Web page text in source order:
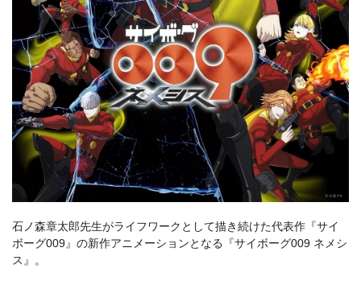
石ノ森章太郎先生がライフワークとして描き続けた代表作『サイ
ボーグ009』の新作アニメーションとなる『サイボーグ009 ネメシ
ス』。